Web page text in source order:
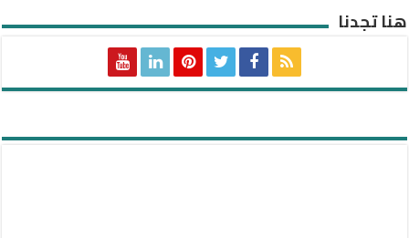
هنا تجدنا